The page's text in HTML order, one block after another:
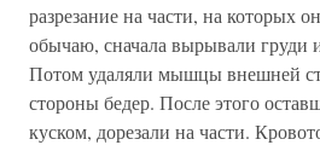
разрезание на части, на которых
обычаю, сначала вырывали
Потом удаляли мышцы внешней
стороны бедер. После этого
куском, дорезали на части.